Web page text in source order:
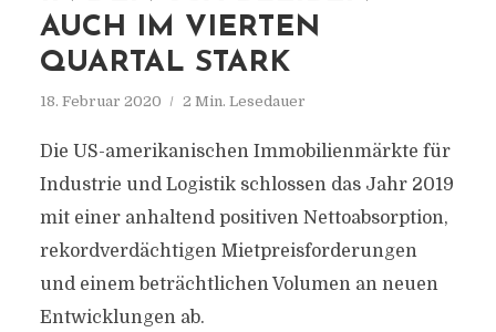
AUCH IM VIERTEN
QUARTAL STARK
18. Februar 2020 2 Min. Lesedauer
Die US-amerikanischen Immobilienmärkte für
Industrie und Logistik schlossen das Jahr 2019
mit einer anhaltend positiven Nettoabsorption,
rekordverdächtigen Mietpreisforderungen
und einem beträchtlichen Volumen an neuen
Entwicklungen ab.